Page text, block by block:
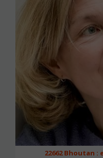
22662 Bhoutan